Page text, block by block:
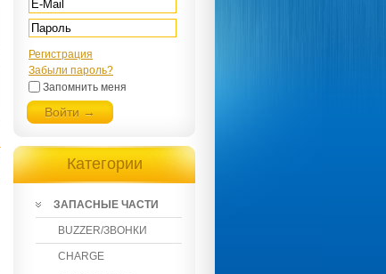
Регистрация
Забыли пароль?
Запомнить меня
Войти →
Категории
ЗАПАСНЫЕ ЧАСТИ
BUZZER/ЗВОНКИ
CHARGE